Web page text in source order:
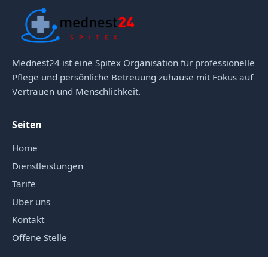
Mednest24 ist eine Spitex Organisation für professionelle
Pflege und persönliche Betreuung zuhause mit Fokus auf
Vertrauen und Menschlichkeit.
Seiten
Home
Dienstleistungen
Tarife
Über uns
Kontakt
Offene Stelle